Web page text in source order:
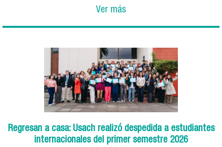
Ver más
Regresan a casa: Usach realizó despedida a estudiantes
internacionales del primer semestre 2026